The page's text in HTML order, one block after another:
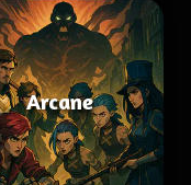
Arcane